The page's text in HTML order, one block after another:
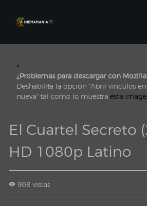
×
¿Problemas para descargar con
Deshabilita la opción "Abrir vinculos
nueva" tal como lo muestra ésta
El Cuartel Secreto
HD 1080p Latino
908 vistas